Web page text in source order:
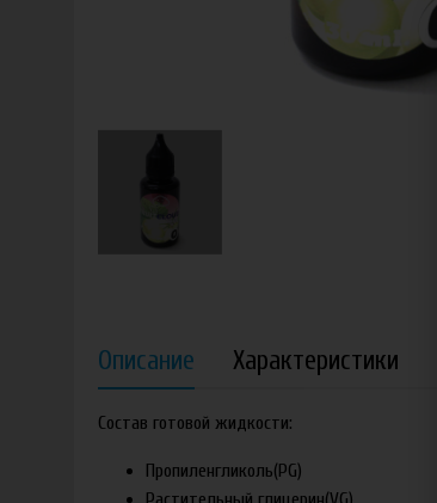
Описание Характеристики
Состав готовой жидкости:
Пропиленгликоль(PG)